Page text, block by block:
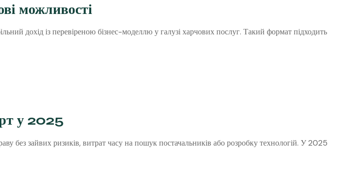
можливості
дохід із перевіреною бізнес-моделлю у галузі харчових послуг. Такий формат підходить
у 2025
без зайвих ризиків, витрат часу на пошук постачальників або розробку технологій. У 2025